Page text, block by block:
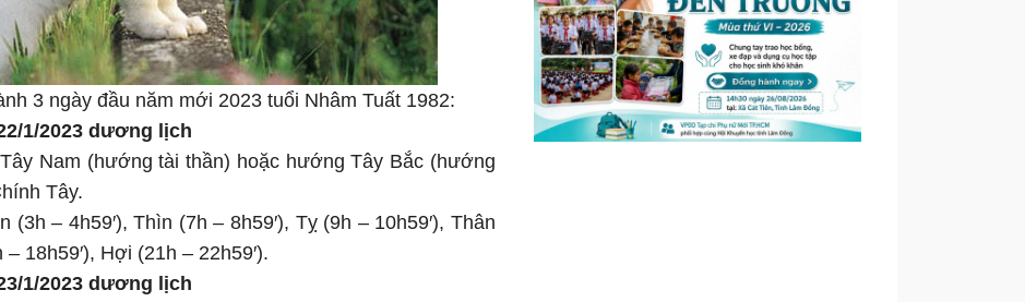
3 ngày đầu năm mới 2023 tuổi Nhâm Tuất 1982:
1/2023 dương lịch
Nam (hướng tài thần) hoặc hướng Tây Bắc (hướng
Tây.
– 4h59′), Thìn (7h – 8h59′), Tỵ (9h – 10h59′), Thân
18h59′), Hợi (21h – 22h59′).
1/2023 dương lịch